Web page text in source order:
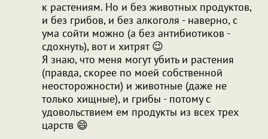
к растениям. Но и без животных продуктов,
и без грибов, и без алкоголя - наверно, с
ума сойти можно (а без антибиотиков -
сдохнуть), вот и хитрят 😉
Я знаю, что меня могут убить и растения
(правда, скорее по моей собственной
неосторожности) и животные (даже не
только хищные), и грибы - потому с
удовольствием ем продукты из всех трех
царств 😄